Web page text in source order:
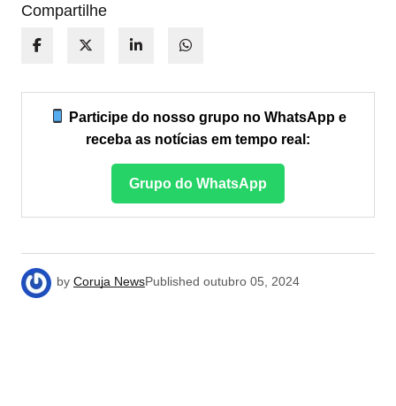
Compartilhe
Participe do nosso grupo no WhatsApp e
receba as notícias em tempo real:
Grupo do WhatsApp
by Coruja NewsPublished outubro 05, 2024